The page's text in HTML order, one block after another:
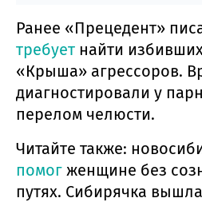
Ранее «Прецедент»
требует найти
«Крыша» агрессоров.
диагностировали у
перелом челюсти.
Читайте также:
помог женщине без
путях. Сибирячка